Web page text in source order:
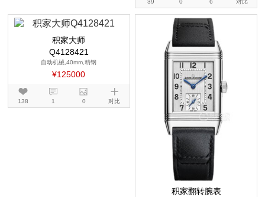
39 0 6 对比
积家大师
Q4128421
自动机械,40mm,精钢
¥125000
138 1 0 对比
积家翻转腕表